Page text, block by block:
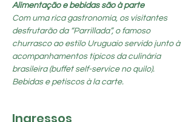
Alimentação e bebidas são à parte
Com uma rica gastronomia, os visitantes
desfrutarão da “Parrillada”, o famoso
churrasco ao estilo Uruguaio servido junto à
acompanhamentos típicos da culinária
brasileira (buffet self-service no quilo).
Bebidas e petiscos à la carte.
Ingressos